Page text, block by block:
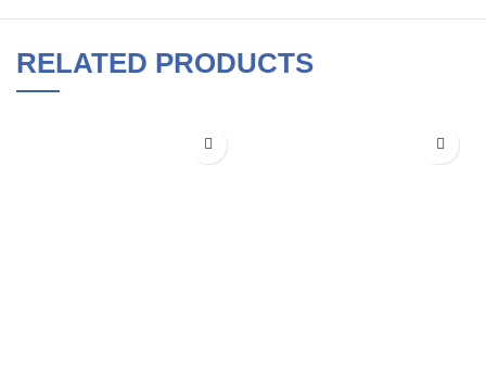
RELATED PRODUCTS